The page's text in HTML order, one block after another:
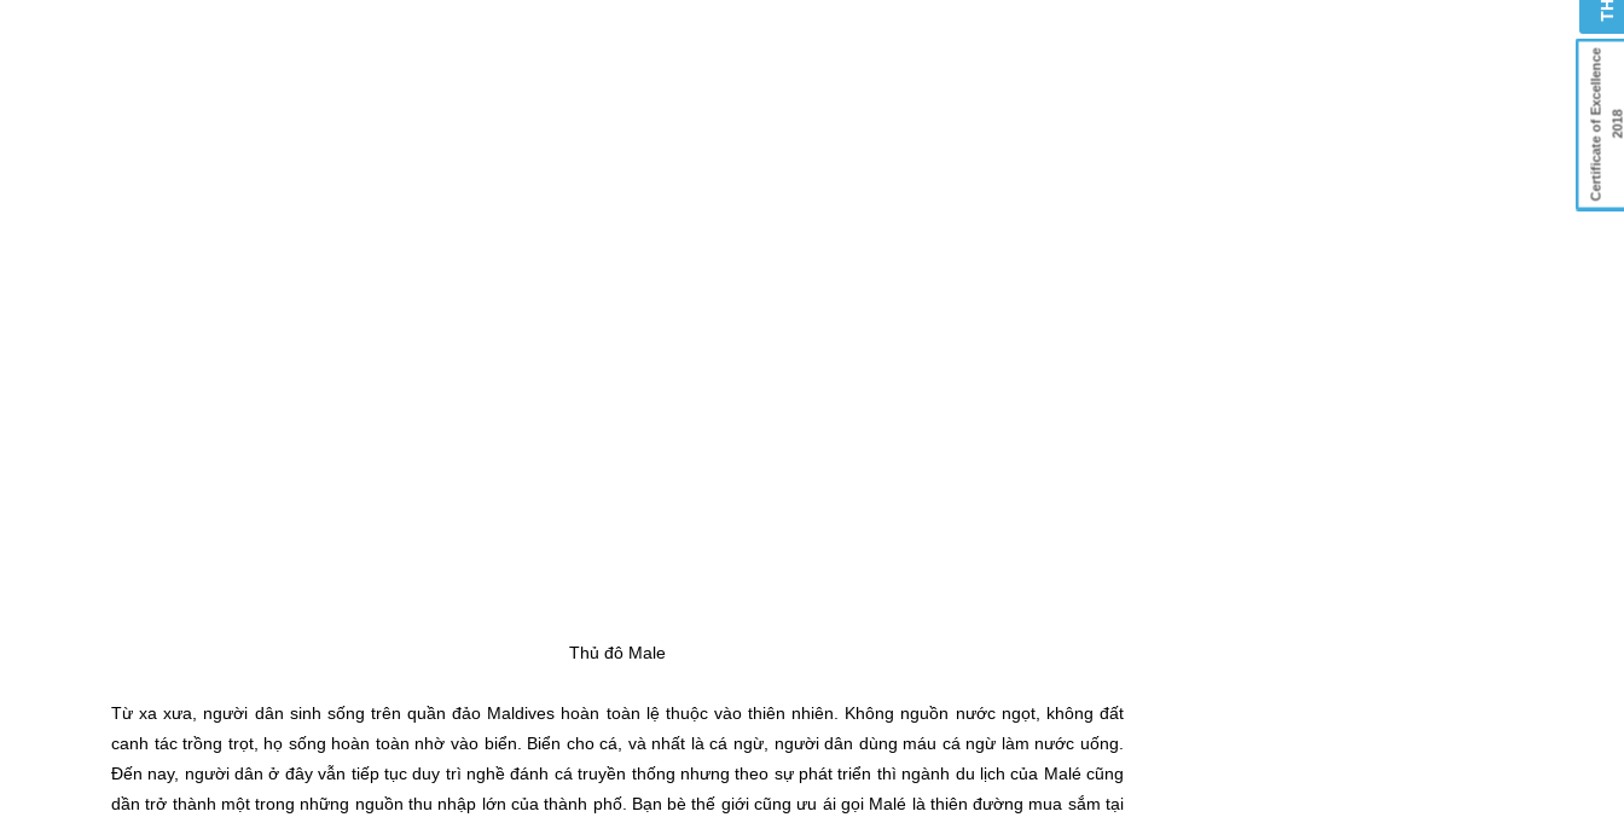
Thủ đô Male
Từ xa xưa, người dân sinh sống trên quần đảo Maldives hoàn toàn lệ thuộc vào thiên nhiên. Không nguồn nước ngọt, không đất
canh tác trồng trọt, họ sống hoàn toàn nhờ vào biển. Biển cho cá, và nhất là cá ngừ, người dân dùng máu cá ngừ làm nước uống.
Đến nay, người dân ở đây vẫn tiếp tục duy trì nghề đánh cá truyền thống nhưng theo sự phát triển thì ngành du lịch của Malé cũng
dần trở thành một trong những nguồn thu nhập lớn của thành phố. Bạn bè thế giới cũng ưu ái gọi Malé là thiên đường mua sắm tại
Certificate of Excellence 2018